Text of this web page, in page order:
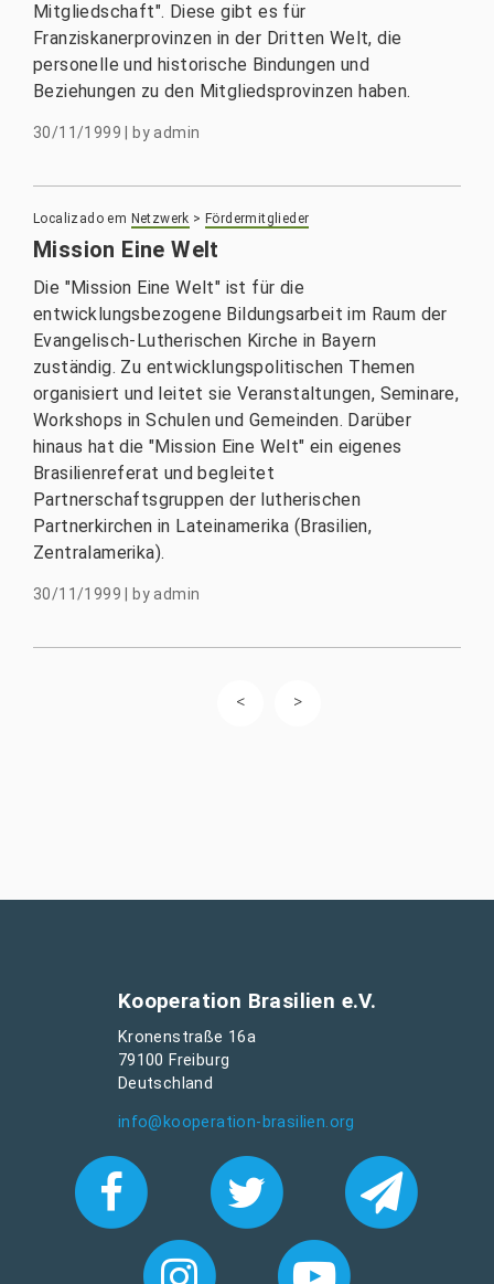
Mitgliedschaft". Diese gibt es für
Franziskanerprovinzen in der Dritten Welt, die
personelle und historische Bindungen und
Beziehungen zu den Mitgliedsprovinzen haben.
30/11/1999 byadmin
Localizado em Netzwerk > Fördermitglieder
Mission Eine Welt
Die "Mission Eine Welt" ist für die
entwicklungsbezogene Bildungsarbeit im Raum der
Evangelisch-Lutherischen Kirche in Bayern
zuständig. Zu entwicklungspolitischen Themen
organisiert und leitet sie Veranstaltungen, Seminare,
Workshops in Schulen und Gemeinden. Darüber
hinaus hat die "Mission Eine Welt" ein eigenes
Brasilienreferat und begleitet
Partnerschaftsgruppen der lutherischen
Partnerkirchen in Lateinamerika (Brasilien,
Zentralamerika).
30/11/1999 byadmin
Kooperation Brasilien e.V.
Kronenstraße 16a
79100 Freiburg
Deutschland
info@kooperation-brasilien.org